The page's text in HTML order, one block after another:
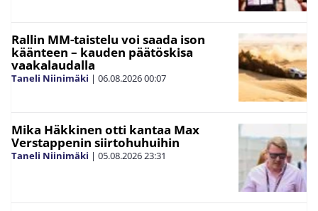
Rallin MM-taistelu voi saada ison
käänteen – kauden päätöskisa
vaakalaudalla
Taneli Niinimäki | 06.08.202600:07
Mika Häkkinen otti kantaa Max
Verstappenin siirtohuhuihin
Taneli Niinimäki | 05.08.202623:31